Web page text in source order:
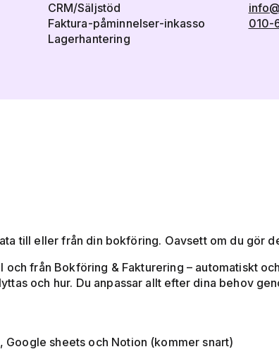
CRM/Säljstöd
Faktura-påminnelser-inkasso
Lagerhantering
010-
till eller från din bokföring. Oavsett om du gör
och från Bokföring & Fakturering – automatiskt
och hur. Du anpassar allt efter dina behov
sheets och Notion (kommer snart)